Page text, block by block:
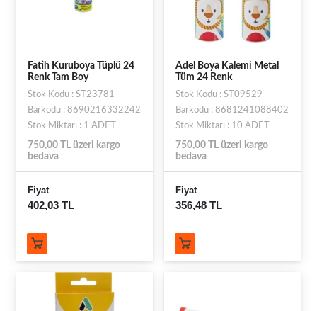
Fatih Kuruboya Tüplü 24
Renk Tam Boy
Stok Kodu : ST23781
Barkodu : 8690216332242
Stok Miktarı : 1 ADET
750,00 TL üzeri kargo
bedava
Fiyat
402,03 TL
Adel Boya Kalemi Metal
Tüm 24 Renk
Stok Kodu : ST09529
Barkodu : 8681241088402
Stok Miktarı : 10 ADET
750,00 TL üzeri kargo
bedava
Fiyat
356,48 TL